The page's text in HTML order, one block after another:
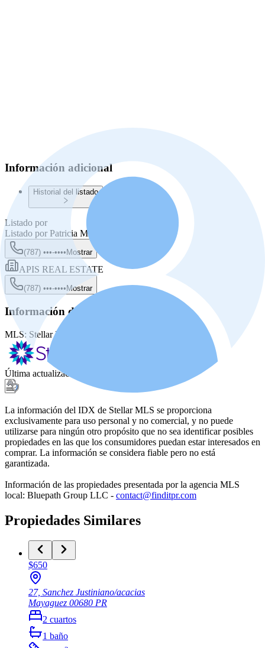
Información adicional
Historial del listado
Listado por
Listado por Patricia Mercado
(787) •••-••••Mostrar
APIS REAL ESTATE
(787) •••-••••Mostrar
Información de la fuente
MLS: Stellar MLS
Última actualización
La información del IDX de Stellar MLS se proporciona
exclusivamente para uso personal y no comercial, y no puede
utilizarse para ningún otro propósito que no sea identificar posibles
propiedades en las que los consumidores puedan estar interesados en
comprar. La información se considera fiable pero no está
garantizada.
Información de las propiedades presentada por la agencia MLS
local: Bluepath Group LLC - contact@finditpr.com
Propiedades Similares
$650
27, Sanchez Justiniano/acacias
Mayaguez 00680 PR
2 cuartos
1 baño